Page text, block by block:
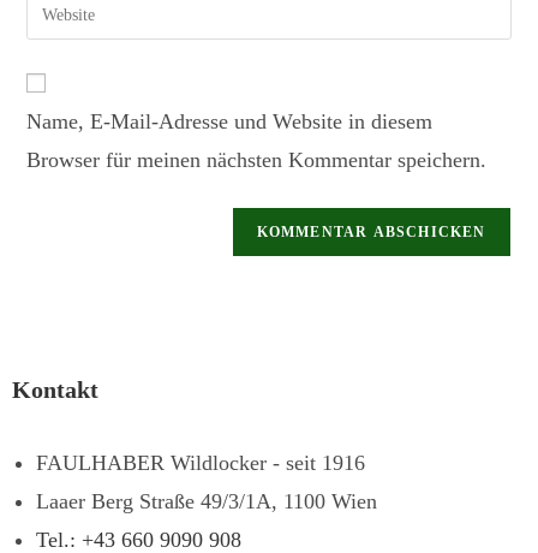
Name, E-Mail-Adresse und Website in diesem
Browser für meinen nächsten Kommentar speichern.
Kontakt
FAULHABER Wildlocker - seit 1916
Laaer Berg Straße 49/3/1A, 1100 Wien
Tel.: +43 660 9090 908